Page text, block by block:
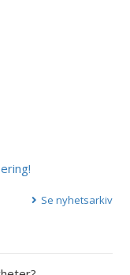
Se nyhetsarkiv